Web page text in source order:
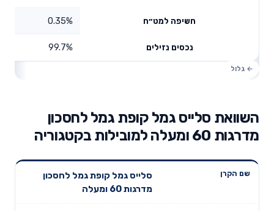
חשיפה למט״ח 0.35%
נכסים נזילים 99.7%
השוואת סלייס גמל קופת גמל לחסכון
מדרגות 60 ומעלה למובילות בקטגוריה
שנתית 3
תשואה
שנתית 5
דמי ניהול
סלייס גמל קופת גמל לחסכון
מדרגות 60 ומעלה